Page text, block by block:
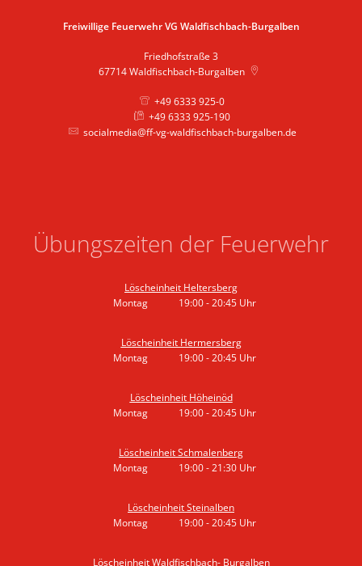
Freiwillige Feuerwehr VG Waldfischbach-Burgalben
Friedhofstraße 3
67714 Waldfischbach-Burgalben
+49 6333 925-0
+49 6333 925-190
socialmedia@ff-vg-waldfischbach-burgalben.de
Übungszeiten der Feuerwehr
Löscheinheit Heltersberg
Montag
19:00-20:45 Uhr
Löscheinheit Hermersberg
Montag
19:00-20:45 Uhr
Löscheinheit Höheinöd
Montag
19:00-20:45 Uhr
Löscheinheit Schmalenberg
Montag
19:00-21:30 Uhr
Löscheinheit Steinalben
Montag
19:00-20:45 Uhr
Löscheinheit Waldfischbach- Burgalben